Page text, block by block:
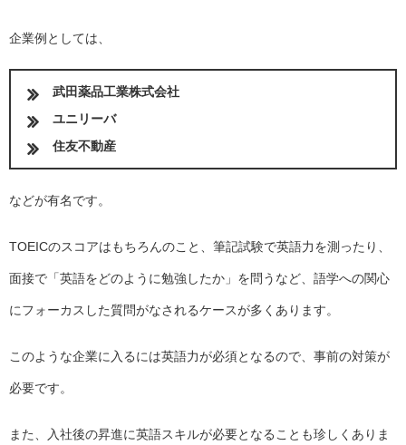
企業例としては、
武田薬品工業株式会社
ユニリーバ
住友不動産
などが有名です。
TOEICのスコアはもちろんのこと、筆記試験で英語力を測ったり、
面接で「英語をどのように勉強したか」を問うなど、語学への関心
にフォーカスした質問がなされるケースが多くあります。
このような企業に入るには英語力が必須となるので、事前の対策が
必要です。
また、入社後の昇進に英語スキルが必要となることも珍しくありま